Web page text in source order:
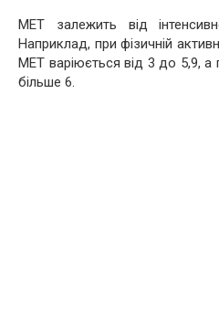
MET залежить від
Наприклад, при фізичній
MET варіюється від 3 до 5,9, а
більше 6.